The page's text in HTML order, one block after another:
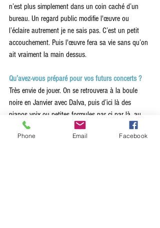
n’est plus simplement dans un coin caché d’un
bureau. Un regard public modifie l'œuvre ou
l’éclaire autrement je ne sais pas. C’est un petit
accouchement. Puis l'œuvre fera sa vie sans qu’on
ait vraiment la main dessus.
Qu’avez-vous préparé pour vos futurs concerts ?
Très envie de jouer. On se retrouvera à la boule
noire en Janvier avec Dalva, puis d’ici là des
pianos voix ou petites formules par ci par là, au
gré de ce qui se présente.
Phone Email Facebook